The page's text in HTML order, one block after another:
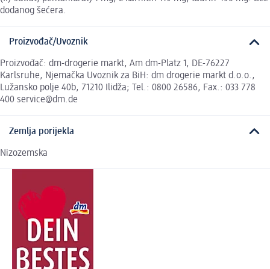
dodanog šećera.
Proizvođač/Uvoznik
Proizvođač: dm-drogerie markt, Am dm-Platz 1, DE-76227
Karlsruhe, Njemačka Uvoznik za BiH: dm drogerie markt d.o.o.,
Lužansko polje 40b, 71210 Ilidža; Tel.: 0800 26586, Fax.: 033 778
400 service@dm.de
Zemlja porijekla
Nizozemska